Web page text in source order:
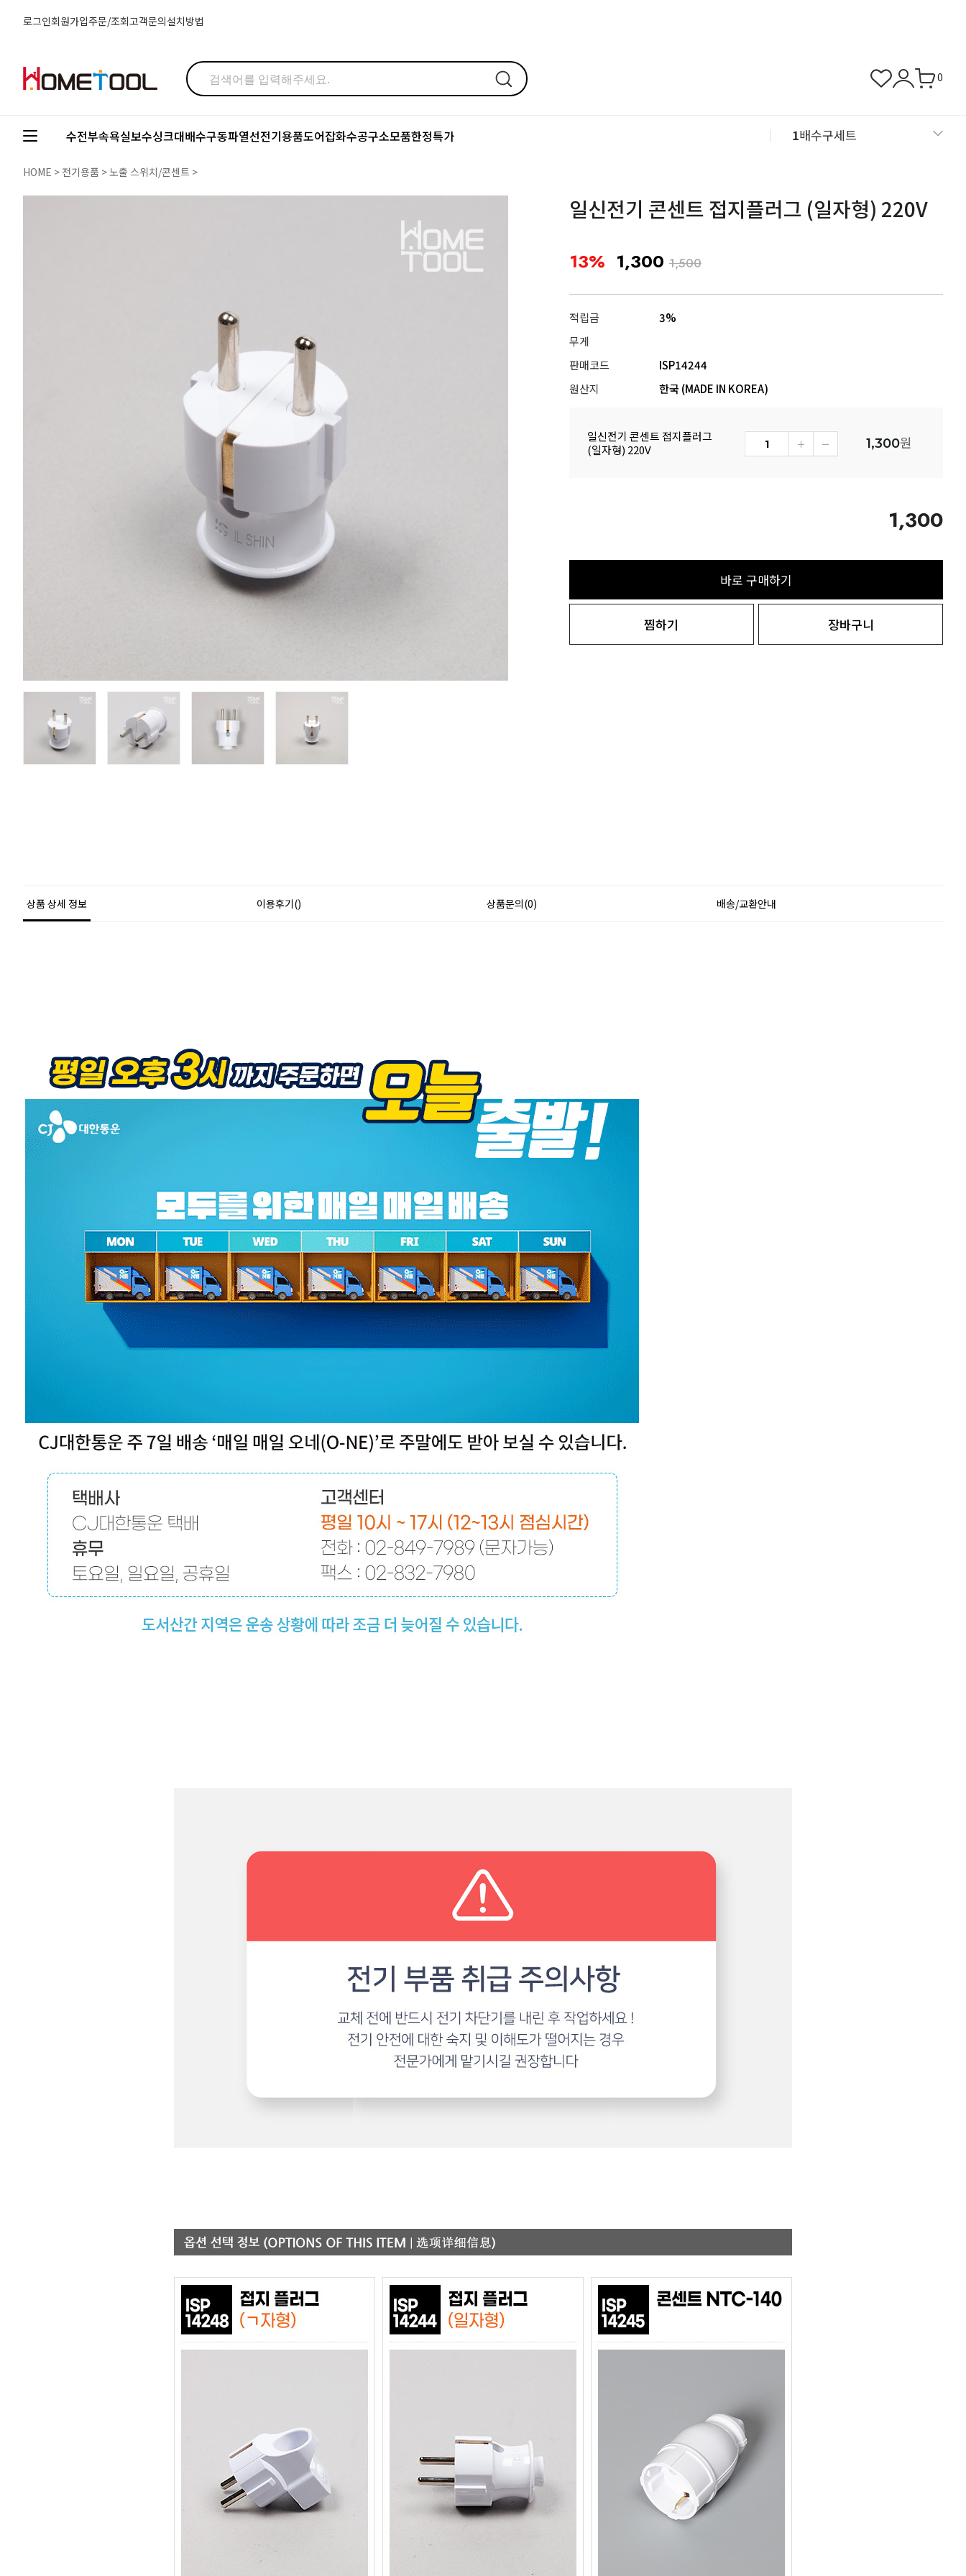
로그인회원가입주문/조회고객문의설치방법
0
수전부속욕실보수싱크대배수구동파열선전기용품도어잡화수공구소모품한정특가 1배수구세트
3바닥배관자재
5칼브럭/피스
HOME > 전기용품 >노출 스위치/콘센트 >
일신전기 콘센트 접지플러그 (일자형) 220V
13% 1,300 1,500
적립금
3%
무게
판매코드
ISP14244
원산지
한국 (MADE IN KOREA)
일신전기 콘센트 접지플러그
(일자형) 220V
1,300원
1,300
바로 구매하기
찜하기 장바구니
상품 상세 정보 이용후기() 상품문의(0) 배송/교환안내